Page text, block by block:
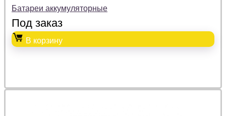
Батареи аккумуляторные
Под заказ
В корзину